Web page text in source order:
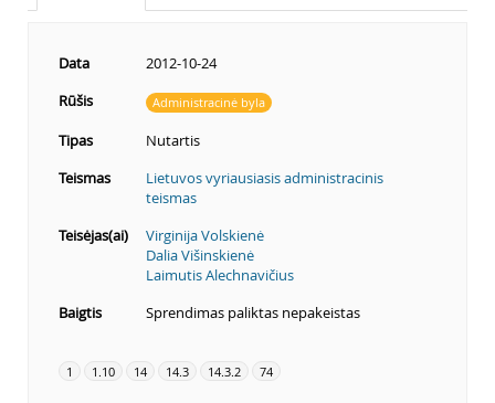
Data
2012-10-24
Rūšis
Administracinė byla
Tipas
Nutartis
Teismas
Lietuvos vyriausiasis administracinis
teismas
Teisėjas(ai)
Virginija Volskienė
Dalia Višinskienė
Laimutis Alechnavičius
Baigtis
Sprendimas paliktas nepakeistas
1 1.10 14 14.3 14.3.2 74